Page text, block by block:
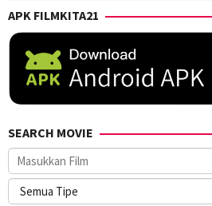
APK FILMKITA21
SEARCH MOVIE